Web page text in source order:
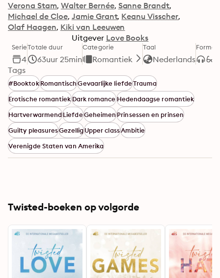
Verona Stam Walter Bernée Sanne Brandt
Michael de Cloe Jamie Grant Keanu Visscher
Olaf Haagen Kiki van Leeuwen
Uitgever Love Books
Serie
4
Totale duur
63uur 25min
Categorie
Romantiek
Taal
Nederlands
Tags
#BooktokRomantischGevaarlijke liefdeTrauma
Erotische romantiekDark romanceHedendaagse romantiek
HartverwarmendLiefdeGeheimenPrinsessen en prinsen
Guilty pleasuresGezelligUpper classAmbitie
Verenigde Staten van Amerika
Twisted-boeken op volgorde